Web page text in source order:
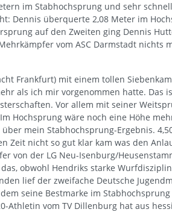
im Stabhochsprung und sehr
Dennis überquerte 2,08 Meter im
auf den Zweiten ging Dennis
vom ASC Darmstadt nichts
Frankfurt) mit einem tollen
als ich mir vorgenommen hatte. Das
Vor allem mit seiner
Hochsprung wäre noch eine Höhe
mein Stabhochsprung-Ergebnis.
Zeit nicht so gut klar kam was den
von der LG Neu-Isenburg/
obwohl Hendriks starke
lief der zweifache Deutsche
seine Bestmarke im
Athletin vom TV Dillenburg hat aus